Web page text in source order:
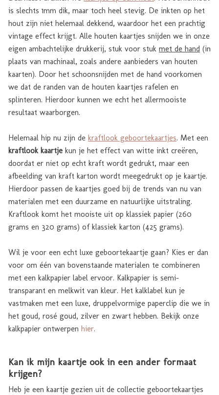
is slechts 1mm dik, maar toch heel stevig. De inkten op het
hout zijn niet helemaal dekkend, waardoor het een prachtig
vintage effect krijgt. Alle houten kaartjes snijden we in onze
eigen ambachtelijke drukkerij, stuk voor stuk met de hand (in
plaats van machinaal, zoals andere aanbieders van houten
kaarten). Door het schoonsnijden met de hand voorkomen
we dat de randen van de houten kaartjes rafelen en
splinteren. Hierdoor kunnen we echt het allermooiste
resultaat waarborgen.
Helemaal hip nu zijn de kraftlook geboortekaartjes. Met een
kraftlook kaartje kun je het effect van witte inkt creëren,
doordat er niet op echt kraft wordt gedrukt, maar een
afbeelding van kraft karton wordt meegedrukt op je kaartje.
Hierdoor passen de kaartjes goed bij de trends van nu van
materialen met een duurzame en natuurlijke uitstraling.
Kraftlook komt het mooiste uit op klassiek papier (260
grams en 320 grams) of klassiek karton (425 grams).
Wil je voor een echt luxe geboortekaartje gaan? Kies er dan
voor om één van bovenstaande materialen te combineren
met een kalkpapier label ervoor. Kalkpapier is semi-
transparant en melkwit van kleur. Het kalklabel kun je
vastmaken met een luxe, druppelvormige paperclip die we in
het goud, rosé goud, zilver en zwart hebben. Bekijk onze
kalkpapier ontwerpen hier.
Kan ik mijn kaartje ook in een ander formaat
krijgen?
Heb je een kaartje gezien uit de collectie geboortekaartjes